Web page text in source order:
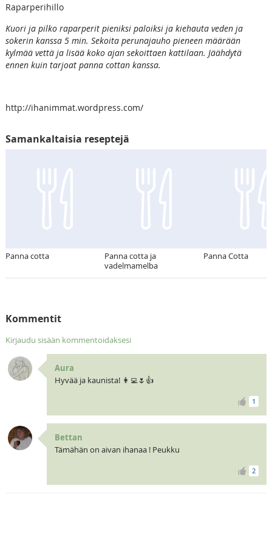
Raparperihillo
Kuori ja pilko raparperit pieniksi paloiksi ja kiehauta veden ja
sokerin kanssa 5 min. Sekoita perunajauho pieneen määrään
kylmää vettä ja lisää koko ajan sekoittaen kattilaan. Jäähdytä
ennen kuin tarjoat panna cottan kanssa.
http://ihanimmat.wordpress.com/
Samankaltaisia reseptejä
Panna cotta
Panna cotta ja
vadelmamelba
Panna Cotta
Kommentit
Kirjaudu sisään kommentoidaksesi
Aura
Hyvää ja kaunista! 👩‍💻🌷👍
1
Bettan
Tämähän on aivan ihanaa ! Peukku
2